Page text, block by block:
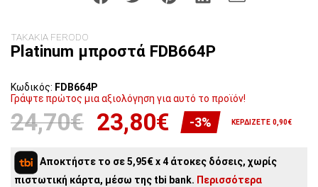
ΤΑΚΑΚΙΑ FERODO
Platinum μπροστά FDB664P
Κωδικός: FDB664P
Γράψτε πρώτος μια αξιολόγηση για αυτό το προϊόν!
24,70€ 23,80€ -3% ΚΕΡΔΊΖΕΤΕ 0,90€
Αποκτήστε το σε 5,95€ x 4 άτοκες δόσεις, χωρίς
πιστωτική κάρτα, μέσω της tbi bank. Περισσότερα